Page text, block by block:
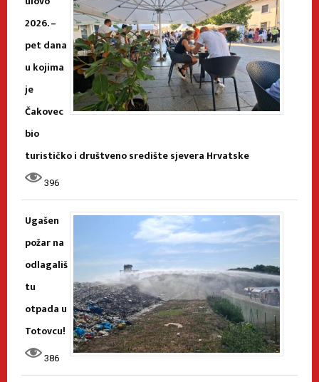
2026. –
pet dana
u kojima
je
Čakovec
bio
turističko i društveno središte sjevera Hrvatske
396
Ugašen
požar na
odlagališ
tu
otpada u
Totovcu!
386